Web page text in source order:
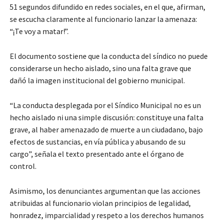
51 segundos difundido en redes sociales, en el que, afirman,
se escucha claramente al funcionario lanzar la amenaza:
“¡Te voy a matar!”.
El documento sostiene que la conducta del síndico no puede
considerarse un hecho aislado, sino una falta grave que
dañó la imagen institucional del gobierno municipal.
“La conducta desplegada por el Síndico Municipal no es un
hecho aislado ni una simple discusión: constituye una falta
grave, al haber amenazado de muerte a un ciudadano, bajo
efectos de sustancias, en vía pública y abusando de su
cargo”, señala el texto presentado ante el órgano de
control.
Asimismo, los denunciantes argumentan que las acciones
atribuidas al funcionario violan principios de legalidad,
honradez, imparcialidad y respeto a los derechos humanos